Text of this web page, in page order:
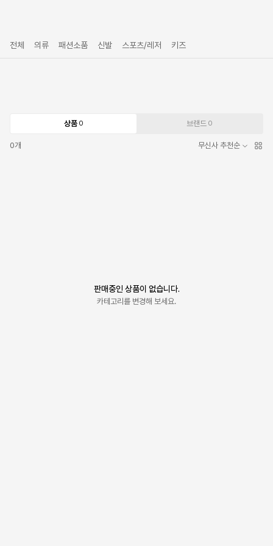
전체 의류 패션소품 신발 스포츠/레저 키즈
상품 0 브랜드 0
0개 무신사 추천순
판매중인 상품이 없습니다.
카테고리를 변경해 보세요.